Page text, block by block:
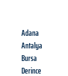
Adana
Antalya
Bursa
Derince